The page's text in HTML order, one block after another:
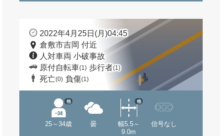
2022年4月25日(月)04:45
倉敷市吉岡 付近
人対車両 小破事故
原付自転車(1) 歩行者(1)
死亡(0) 負傷(1)
25～34歳
他
曇
幅5.5～
9.0m
他
信号なし